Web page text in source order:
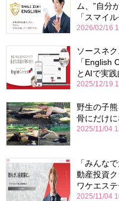
ム、”自分
「スマイ
2026/02/16
ソースネ
「
とAIで実
2025/12/19
野生の子
骨にだけに
2025/11/04
「みんな
動産投資
ワケエステ
2025/11/04